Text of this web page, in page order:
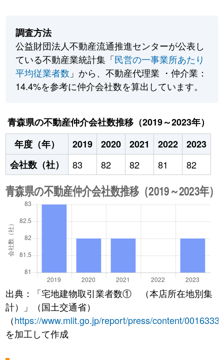
調査方法
公益財団法人不動産流通推進センターが公表し
ている不動産業統計集「民営の一事業所あたり
平均従業者数 」から、不動産代理業 ・仲介業：
14.4%を参考に仲介会社数を算出しています。
青森県の不動産仲介会社数推移（2019～2023年）
年度（年）
2019 2020 2021 2022
2023
会社数（社）
83 82 82 81 82
出典：「宅地建物取引業者数① （本店所在地別集
計）」（国土交通省）
（https://www.mlit.go.jp/report/press/content/
を加工して作成